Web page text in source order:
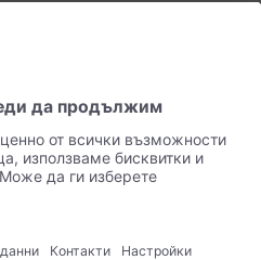
Лични данни достъпност